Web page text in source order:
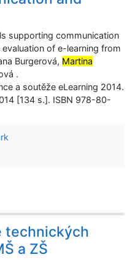
supporting communication
of e-learning from
Burgerová, Martina
.
a soutěže eLearning 2014.
[134 s.]. ISBN 978-80-
technických
a ZŠ